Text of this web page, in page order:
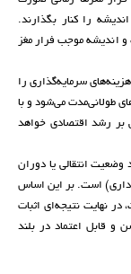
را کنار بگذارند.
و اندیشه موجب فرار مغز
سرمایه‌گذاری را
طولانی‌مدت می‌شود و با
بر رشد اقتصادی خواهد
وضعیت انتقالی یا دوران
است. بر این اساس
در نهایت نتیجه‌ای اثبات
و قابل اعتماد در بلند